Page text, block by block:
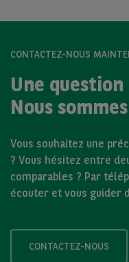
CONTACTEZ-NOUS
Une question
Nous
Vous souhaitez une
? Vous hésitez entre
comparables ? Par
écouter et vous guider
CONTACTEZ-NOUS